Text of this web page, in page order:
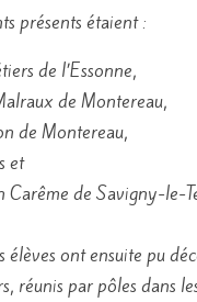
présents étaient :
de l’Essonne,
de Montereau,
de Montereau,
et
Carême de Savigny-le-
élèves ont ensuite pu
réunis par pôles dans